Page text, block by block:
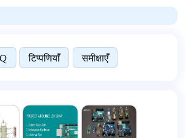
टिप्पणियाँ समीक्षाएँ